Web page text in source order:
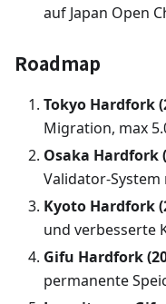
auf Japan Open
Roadmap
Tokyo Hardfork
Migration, max
Osaka Hardfork
Validator-
Kyoto Hardfork
und verbesserte
Gifu Hardfork
permanente